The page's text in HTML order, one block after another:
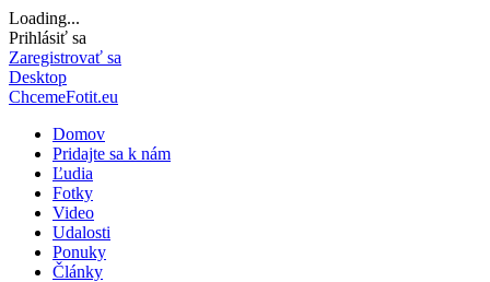
Loading...
Prihlásiť sa
Zaregistrovať sa
Desktop
ChcemeFotit.eu
Domov
Pridajte sa k nám
Ľudia
Fotky
Video
Udalosti
Ponuky
Články